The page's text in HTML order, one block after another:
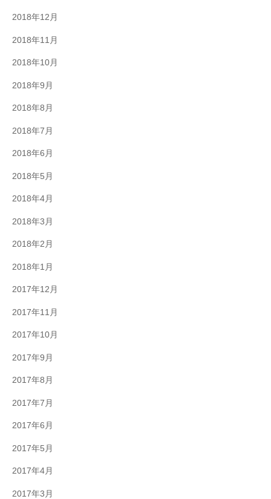
2018年12月
2018年11月
2018年10月
2018年9月
2018年8月
2018年7月
2018年6月
2018年5月
2018年4月
2018年3月
2018年2月
2018年1月
2017年12月
2017年11月
2017年10月
2017年9月
2017年8月
2017年7月
2017年6月
2017年5月
2017年4月
2017年3月